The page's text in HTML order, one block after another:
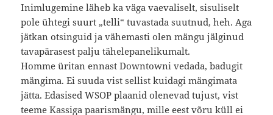
Inimlugemine läheb ka väga vaevaliselt, sisuliselt
pole ühtegi suurt „telli“ tuvastada suutnud, heh. Aga
jätkan otsinguid ja vähemasti olen mängu jälginud
tavapärasest palju tähelepanelikumalt.
Homme üritan ennast Downtowni vedada, badugit
mängima. Ei suuda vist sellist kuidagi mängimata
jätta. Edasised WSOP plaanid olenevad tujust, vist
teeme Kassiga paarismängu, mille eest võru küll ei